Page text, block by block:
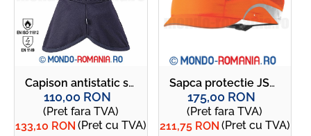
Capison antistatic si ignifug - MODAFLAME - FR20
110,00 RON
(Pret fara TVA)
133,10 RON (Pret cu TVA)
Sapca protectie JSP Aerolite Micro Peak orange
175,00 RON
(Pret fara TVA)
211,75 RON (Pret cu TVA)